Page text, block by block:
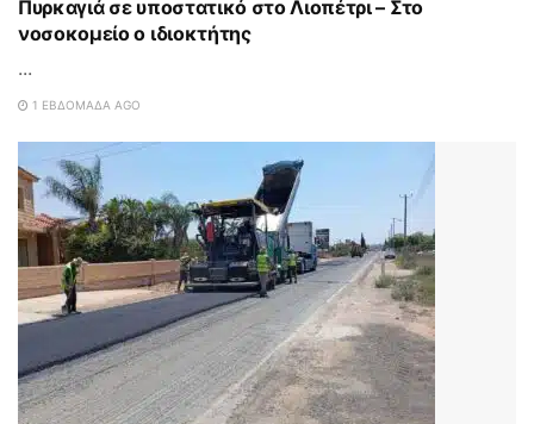
Πυρκαγιά σε υποστατικό στο Λιοπέτρι – Στο
νοσοκομείο ο ιδιοκτήτης
...
1 ΕΒΔΟΜΆΔΑ AGO